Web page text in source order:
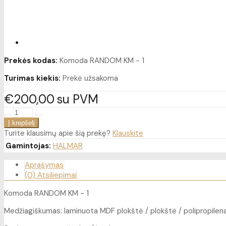
Prekės kodas: Komoda RANDOM KM - 1
Turimas kiekis: Prekė užsakoma
€20000su PVM
Turite klausimų apie šią prekę? Klauskite
Gamintojas: HALMAR
Aprašymas
(0) Atsiliepimai
Komoda RANDOM KM - 1
Medžiagiškumas: laminuota MDF plokštė / plokštė /